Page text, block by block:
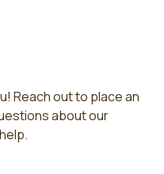
Reach out to place an
about our